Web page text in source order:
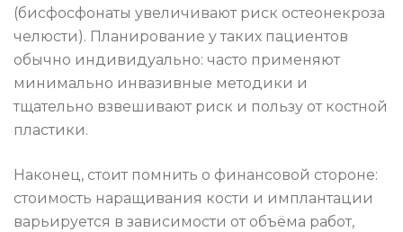
(бисфосфонаты увеличивают риск остеонекроза
челюсти). Планирование у таких пациентов
обычно индивидуально: часто применяют
минимально инвазивные методики и
тщательно взвешивают риск и пользу от костной
пластики.
Наконец, стоит помнить о финансовой стороне:
стоимость наращивания кости и имплантации
варьируется в зависимости от объёма работ,